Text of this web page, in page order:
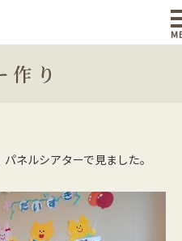
作り
ネルシアターで見ました。